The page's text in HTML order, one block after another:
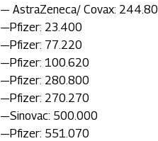
— AstraZeneca/ Covax:
—Pfizer: 23.400
—Pfizer: 77.220
—Pfizer: 100.620
—Pfizer: 280.800
—Pfizer: 270.270
—Sinovac: 500.000
—Pfizer: 551.070